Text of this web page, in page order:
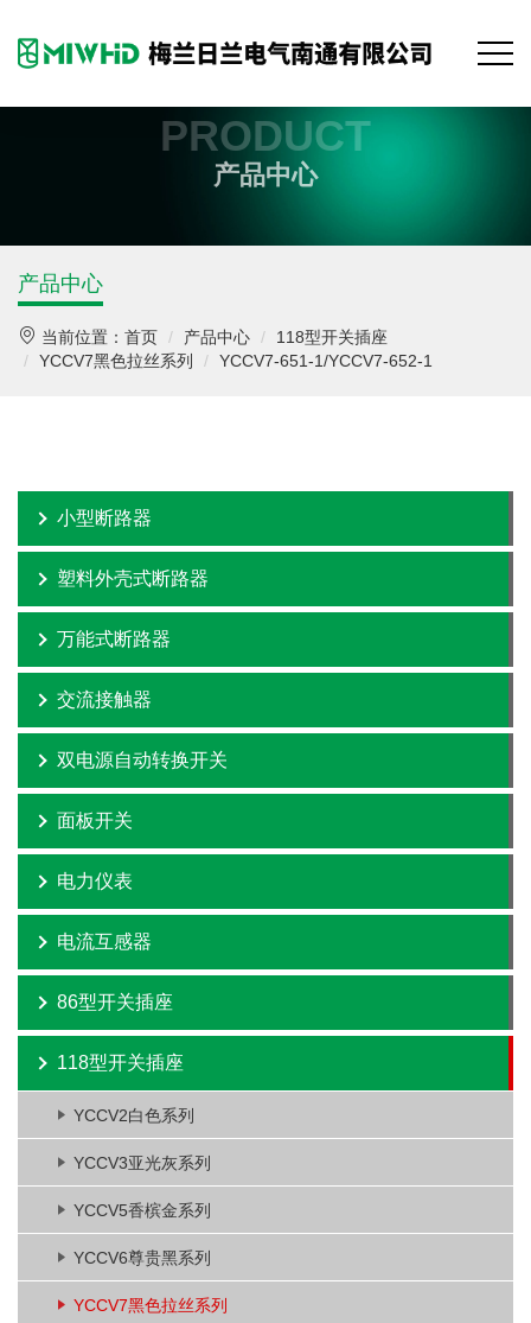
产品中心
PRODUCT
产品中心
当前位置： 首页 产品中心
118型开关插座
YCCV7黑色拉丝系列
YCCV7-651-1/YCCV7-652-1
小型断路器
塑料外壳式断路器
万能式断路器
交流接触器
双电源自动转换开关
面板开关
电力仪表
电流互感器
86型开关插座
118型开关插座
YCCV2白色系列
YCCV3亚光灰系列
YCCV5香槟金系列
YCCV6尊贵黑系列
YCCV7黑色拉丝系列